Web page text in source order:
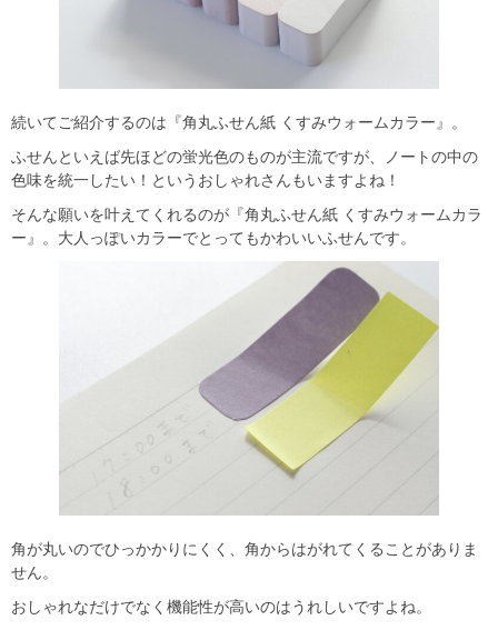
続いてご紹介するのは『角丸ふせん紙 くすみウォームカラー』。
ふせんといえば先ほどの蛍光色のものが主流ですが、ノートの中の
色味を統一したい！というおしゃれさんもいますよね！
そんな願いを叶えてくれるのが『角丸ふせん紙 くすみウォームカラ
ー』。大人っぽいカラーでとってもかわいいふせんです。
角が丸いのでひっかかりにくく、角からはがれてくることがありま
せん。
おしゃれなだけでなく機能性が高いのはうれしいですよね。